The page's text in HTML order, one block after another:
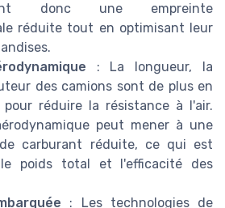
donc une empreinte
réduite tout en optimisant leur
: La longueur, la
des camions sont de plus en
pour réduire la résistance à l'air.
peut mener à une
carburant réduite, ce qui est
poids total et l'efficacité des
: Les technologies de